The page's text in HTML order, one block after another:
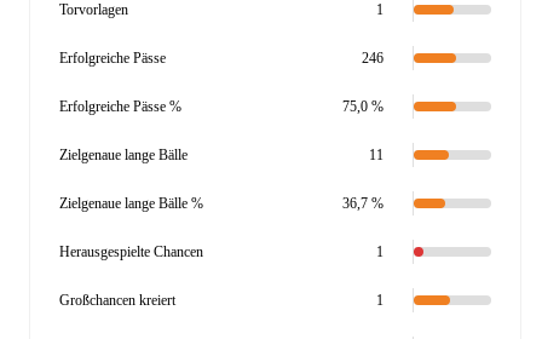
Torvorlagen 1
Erfolgreiche Pässe 246
Erfolgreiche Pässe % 75,0 %
Zielgenaue lange Bälle 11
Zielgenaue lange Bälle % 36,7 %
Herausgespielte Chancen 1
Großchancen kreiert 1